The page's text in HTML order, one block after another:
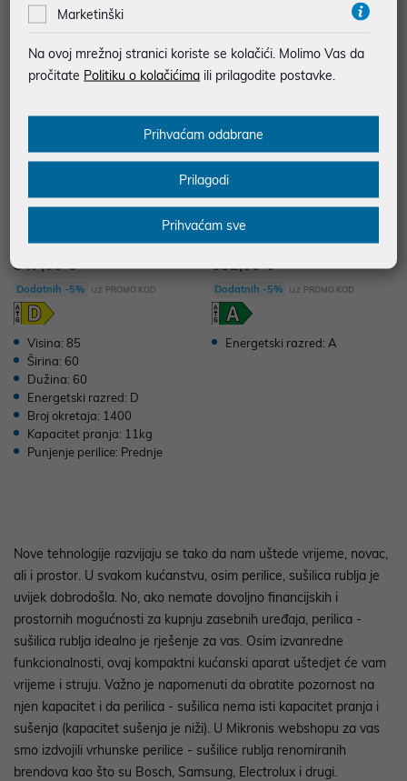
SAMSUNG perilica-sušilica WD1
847,00 €
Dodatnih -5% uz PROMO KOD
Visina: 85
Širina: 60
Dužina: 60
Energetski razred: D
Broj okretaja: 1400
Kapacitet pranja: 11kg
Punjenje perilice: Prednje
25AELE
552,00 €
Dodatnih -5% uz PROMO KOD
Energetski razred: A
Nove tehnologije razvijaju se tako da nam uštede vrijeme, novac,
ali i prostor. U svakom kućanstvu, osim perilice, sušilica rublja je
uvijek dobrodošla. No, ako nemate dovoljno financijskih i
prostornih mogućnosti za kupnju zasebnih uređaja, perilica -
sušilica rublja idealno je rješenje za vas. Osim izvanredne
funkcionalnosti, ovaj kompaktni kućanski aparat uštedjet će vam
vrijeme i struju. Važno je napomenuti da obratite pozornost na
njen kapacitet i da perilica - sušilica nema isti kapacitet pranja i
sušenja (kapacitet sušenja je niži). U Mikronis webshopu za vas
smo izdvojili vrhunske perilice - sušilice rublja renomiranih
brendova kao što su Bosch, Samsung, Electrolux i drugi.
Marketinški
Na ovoj mrežnoj stranici koriste se kolačići. Molimo Vas da
pročitate Politiku o kolačićima ili prilagodite postavke.
Prihvaćam odabrane
Prilagodi
Prihvaćam sve